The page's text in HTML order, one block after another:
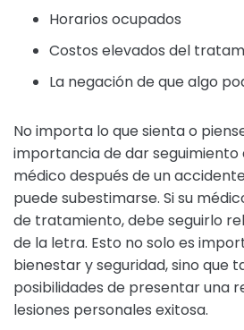
Horarios ocupados
Costos elevados del
La negación de que algo
No importa lo que sienta o
importancia de dar
médico después de un
puede subestimarse. Si su
de tratamiento, debe seguirlo
de la letra. Esto no solo es
bienestar y seguridad, sino que
posibilidades de presentar una
lesiones personales exitosa.